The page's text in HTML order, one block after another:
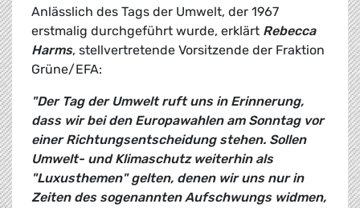
Anlässlich des Tags der Umwelt, der 1967
erstmalig durchgeführt wurde, erklärt Rebecca
Harms, stellvertretende Vorsitzende der Fraktion
Grüne/EFA:
"Der Tag der Umwelt ruft uns in Erinnerung,
dass wir bei den Europawahlen am Sonntag vor
einer Richtungsentscheidung stehen. Sollen
Umwelt- und Klimaschutz weiterhin als
"Luxusthemen" gelten, denen wir uns nur in
Zeiten des sogenannten Aufschwungs widmen,